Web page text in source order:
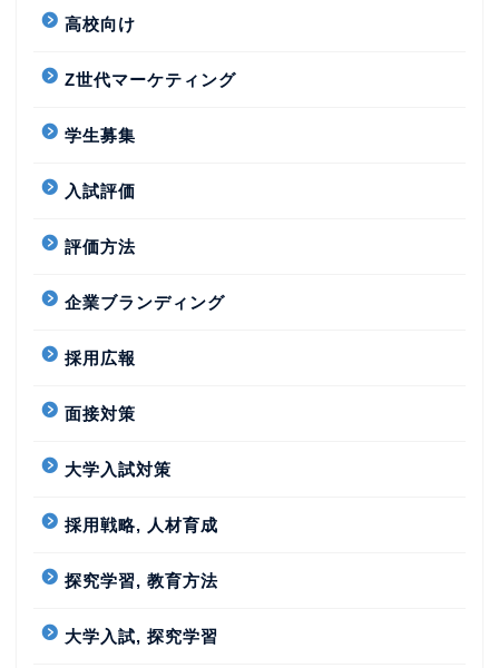
高校向け
Z世代マーケティング
学生募集
入試評価
評価方法
企業ブランディング
採用広報
面接対策
大学入試対策
採用戦略, 人材育成
探究学習, 教育方法
大学入試, 探究学習